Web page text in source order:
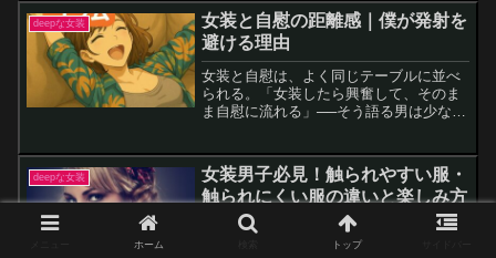
と魅力がある。（ゲームのキャラクター
選択画面のようだ）そんな男...
deepな女装
女装と自慰の距離感｜僕が発射を
避ける理由
女装と自慰は、よく同じテーブルに並べ
られる。「女装したら興奮して、そのま
ま自慰に流れる」──そう語る男は少なく
慰をすると、むしろ気持ちが冷めてしま
う。女子に徹している感...
deepな女装
女装男子必見！触られやすい服・
触られにくい服の違いと楽しみ方
ガイド
女装で出かけると、不思議と「触られ
ホーム トップ